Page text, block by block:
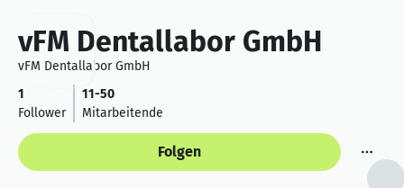
vFM Dentallabor GmbH
vFM Dentallabor GmbH
1
Follower
11-50
Mitarbeitende
Folgen